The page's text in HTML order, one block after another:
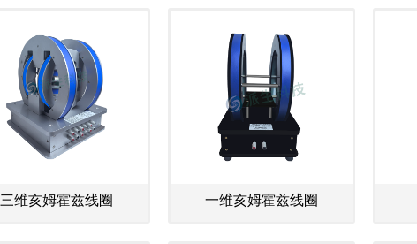
三维亥姆霍兹线圈 一维亥姆霍兹线圈